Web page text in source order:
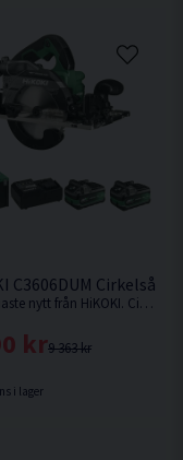
C3606DUM Cirkelsåg
36V. Senaste nytt från HiKOKI. Cirkelsåg som kan fästas på skena.
9 363 kr
kr
i lager